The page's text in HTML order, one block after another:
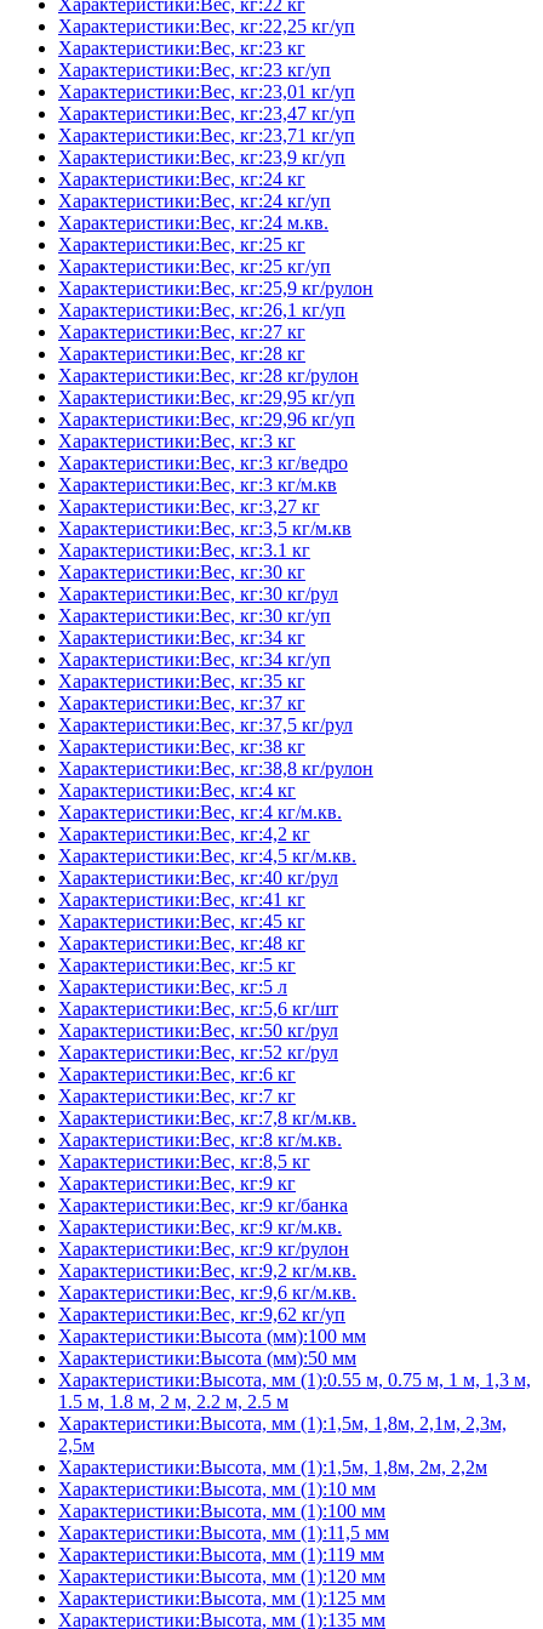
Характеристики:Вес, кг:22 кг
Характеристики:Вес, кг:22,25 кг/уп
Характеристики:Вес, кг:23 кг
Характеристики:Вес, кг:23 кг/уп
Характеристики:Вес, кг:23,01 кг/уп
Характеристики:Вес, кг:23,47 кг/уп
Характеристики:Вес, кг:23,71 кг/уп
Характеристики:Вес, кг:23,9 кг/уп
Характеристики:Вес, кг:24 кг
Характеристики:Вес, кг:24 кг/уп
Характеристики:Вес, кг:24 м.кв.
Характеристики:Вес, кг:25 кг
Характеристики:Вес, кг:25 кг/уп
Характеристики:Вес, кг:25,9 кг/рулон
Характеристики:Вес, кг:26,1 кг/уп
Характеристики:Вес, кг:27 кг
Характеристики:Вес, кг:28 кг
Характеристики:Вес, кг:28 кг/рулон
Характеристики:Вес, кг:29,95 кг/уп
Характеристики:Вес, кг:29,96 кг/уп
Характеристики:Вес, кг:3 кг
Характеристики:Вес, кг:3 кг/ведро
Характеристики:Вес, кг:3 кг/м.кв
Характеристики:Вес, кг:3,27 кг
Характеристики:Вес, кг:3,5 кг/м.кв
Характеристики:Вес, кг:3.1 кг
Характеристики:Вес, кг:30 кг
Характеристики:Вес, кг:30 кг/рул
Характеристики:Вес, кг:30 кг/уп
Характеристики:Вес, кг:34 кг
Характеристики:Вес, кг:34 кг/уп
Характеристики:Вес, кг:35 кг
Характеристики:Вес, кг:37 кг
Характеристики:Вес, кг:37,5 кг/рул
Характеристики:Вес, кг:38 кг
Характеристики:Вес, кг:38,8 кг/рулон
Характеристики:Вес, кг:4 кг
Характеристики:Вес, кг:4 кг/м.кв.
Характеристики:Вес, кг:4,2 кг
Характеристики:Вес, кг:4,5 кг/м.кв.
Характеристики:Вес, кг:40 кг/рул
Характеристики:Вес, кг:41 кг
Характеристики:Вес, кг:45 кг
Характеристики:Вес, кг:48 кг
Характеристики:Вес, кг:5 кг
Характеристики:Вес, кг:5 л
Характеристики:Вес, кг:5,6 кг/шт
Характеристики:Вес, кг:50 кг/рул
Характеристики:Вес, кг:52 кг/рул
Характеристики:Вес, кг:6 кг
Характеристики:Вес, кг:7 кг
Характеристики:Вес, кг:7,8 кг/м.кв.
Характеристики:Вес, кг:8 кг/м.кв.
Характеристики:Вес, кг:8,5 кг
Характеристики:Вес, кг:9 кг
Характеристики:Вес, кг:9 кг/банка
Характеристики:Вес, кг:9 кг/м.кв.
Характеристики:Вес, кг:9 кг/рулон
Характеристики:Вес, кг:9,2 кг/м.кв.
Характеристики:Вес, кг:9,6 кг/м.кв.
Характеристики:Вес, кг:9,62 кг/уп
Характеристики:Высота (мм):100 мм
Характеристики:Высота (мм):50 мм
Характеристики:Высота, мм (1):0.55 м, 0.75 м, 1 м, 1,3 м,
1.5 м, 1.8 м, 2 м, 2.2 м, 2.5 м
Характеристики:Высота, мм (1):1,5м, 1,8м, 2,1м, 2,3м,
2,5м
Характеристики:Высота, мм (1):1,5м, 1,8м, 2м, 2,2м
Характеристики:Высота, мм (1):10 мм
Характеристики:Высота, мм (1):100 мм
Характеристики:Высота, мм (1):11,5 мм
Характеристики:Высота, мм (1):119 мм
Характеристики:Высота, мм (1):120 мм
Характеристики:Высота, мм (1):125 мм
Характеристики:Высота, мм (1):135 мм